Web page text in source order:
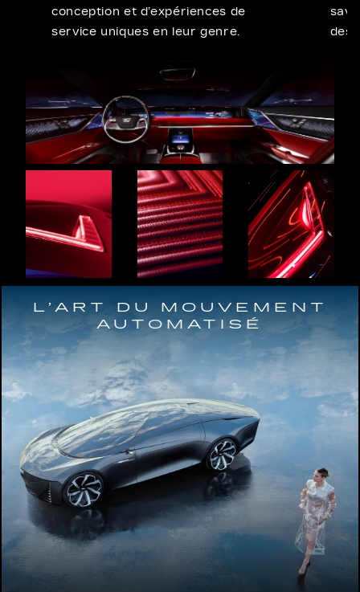
conception et d’expériences de
service uniques en leur genre.
L’ART DU MOUVEMENT
AUTOMATISÉ